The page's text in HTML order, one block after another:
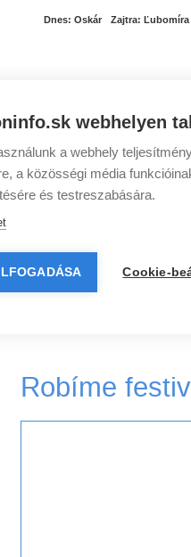
Dnes: Oskár Zajtra: Ľubomíra
Robíme
webhelyen
a webhely
a közösségi média
és testreszabására.
Cookie-